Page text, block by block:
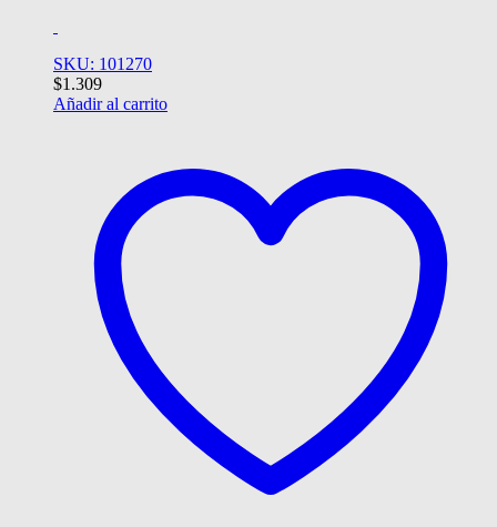
SKU: 101270
$1.309
Añadir al carrito